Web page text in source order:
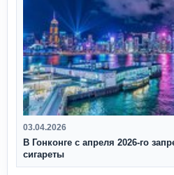
03.04.2026
В Гонконге с апреля 2026‑го
сигареты